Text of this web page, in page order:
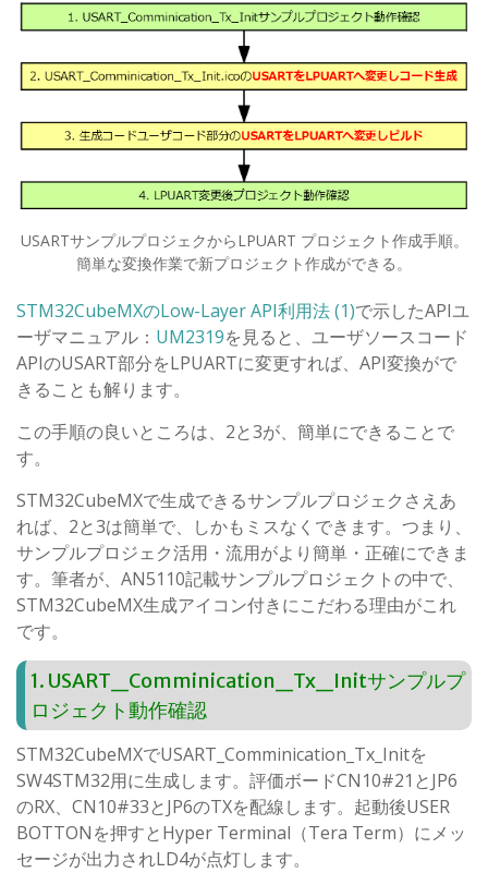
USARTサンプルプロジェクからLPUART プロジェクト作成手順。
簡単な変換作業で新プロジェクト作成ができる。
STM32CubeMXのLow-Layer API利用法 (1)で示したAPIユ
ーザマニュアル： UM2319を見ると、ユーザソースコード
APIのUSART部分をLPUARTに変更すれば、API変換がで
きることも解ります。
この手順の良いところは、2と3が、簡単にできることで
す。
STM32CubeMXで生成できるサンプルプロジェクさえあ
れば、2と3は簡単で、しかもミスなくできます。つまり、
サンプルプロジェク活用・流用がより簡単・正確にできま
す。筆者が、AN5110記載サンプルプロジェクトの中で、
STM32CubeMX生成アイコン付きにこだわる理由がこれ
です。
1. USART_Comminication_Tx_Initサンプルプ
ロジェクト動作確認
STM32CubeMXでUSART_Comminication_Tx_Initを
SW4STM32用に生成します。評価ボードCN10#21とJP6
のRX、CN10#33とJP6のTXを配線します。起動後USER
BOTTONを押すとHyper Terminal（Tera Term）にメッ
セージが出力されLD4が点灯します。